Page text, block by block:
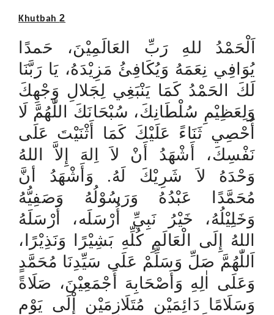
Khutbah2
اَلْحَمْدُ للهِ رَبِّ العَالَمِيْنَ، حَمدًا
يُوَافِي نِعَمَهُ وَيُكَافِئُ مَزِيْدَهُ، يَا رَبَّنَا
لَكَ الحَمْدُ كَمَا يَنْبَغِي لِجَلالِ وَجْهِكَ
وَلِعَظِيْمِ سُلْطَانِكَ، سُبْحَانَكَ اللّٰهُمَّ لَا
أُحْصِي ثَنَاءً عَلَيْكَ كَمَا أَثْنَيْتَ عَلَى
نَفْسِكَ، أَشْهَدُ أَنْ لاَ اِلهَ إِلاَّ اللهُ
وَحْدَهُ لاَ شَرِيْكَ لَهُ. وَأَشْهَدُ أنَّ
مُحَمَّدًا عَبْدُهُ وَرَسُوْلُهُ وَصَفِيُّهُ
وَخَلِيْلُهُ، خَيْرُ نَبِيِّ أُرْسَلَه، أَرْسَلَهُ
اللهُ إِلَى الْعَالَمِ كُلِّهِ بَشِيْرًا وَنَذِيْرًا،
اَللّٰهُمَّ صَلِّ وَسَلِّمْ عَلَى سَيِّدِنَا مُحَمَّدٍ
وَعَلَى اٰلِهِ وَأَصْحَابِهَ أَجْمَعِيْنَ، صَلَاةً
وَسَلَامًا دَائِمَيْنِ مُتَلَازِمَيْنِ إْلَى يَوْمِ